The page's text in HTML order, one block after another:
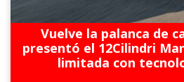
Vuelve la palanca de
presentó el 12Cilindri
limitada con